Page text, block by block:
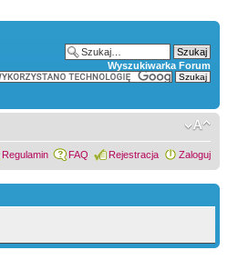
Wyszukiwarka Forum
Regulamin FAQ Rejestracja Zaloguj